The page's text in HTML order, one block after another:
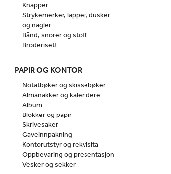
Knapper
Strykemerker, lapper, dusker
og nagler
Bånd, snorer og stoff
Broderisett
PAPIR OG KONTOR
Notatbøker og skissebøker
Almanakker og kalendere
Album
Blokker og papir
Skrivesaker
Gaveinnpakning
Kontorutstyr og rekvisita
Oppbevaring og presentasjon
Vesker og sekker